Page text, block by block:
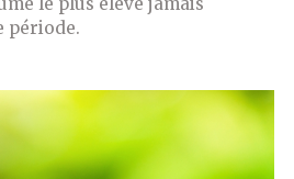
période.